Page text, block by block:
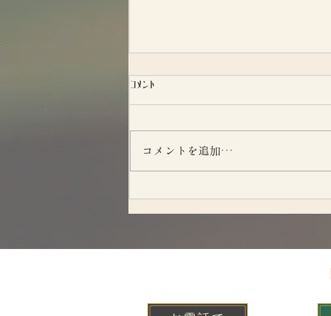
昭和たばこ図鑑
コメント
コメントを追加…